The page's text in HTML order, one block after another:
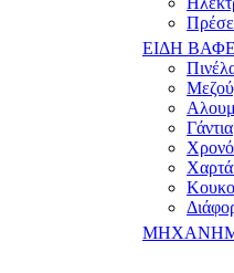
ΕΙΔΗ
Γάντια